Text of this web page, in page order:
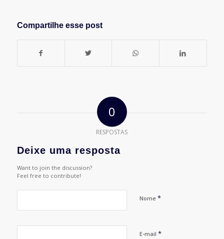
Compartilhe esse post
0
RESPOSTAS
Deixe uma resposta
Want to join the discussion?
Feel free to contribute!
Nome *
E-mail *